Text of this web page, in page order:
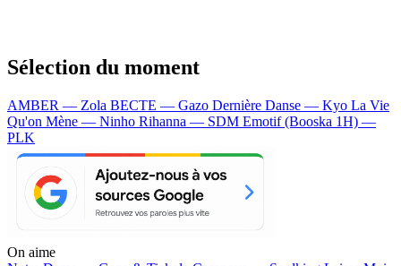
Sélection du moment
AMBER — Zola BECTE — Gazo Dernière Danse — Kyo La Vie
Qu'on Mène — Ninho Rihanna — SDM Emotif (Booska 1H) —
PLK
On aime